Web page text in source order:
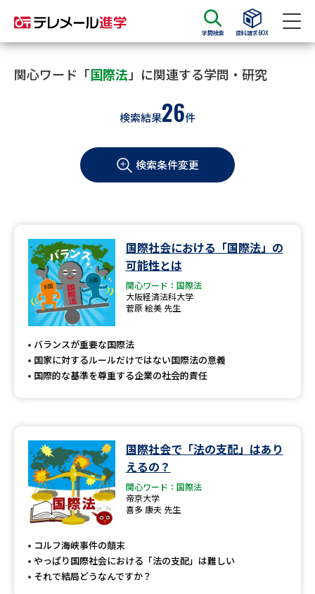
学問検索 資料請求BOX
資料請求 資料検索
大学・短大の資料種類から請求
学部・学科パンフ
過去問題集
大学・短大以外の資料から請求
専門学校の資料請求 大学院の資料請求
留学・進学関連、塾・予備校
内」の請求
高等学校（情報）教員資格認定
大学研究
大学で学べる内容や特徴を調べる
関心ワード「国際法 」に関連する学問・研究
検索結果26件
検索条件変更
国際社会における「国際法」の
可能性とは
関心ワード：国際法
大阪経済法科大学
菅原 絵美 先生
バランスが重要な国際法
国家に対するルールだけではない国際法の意義
国際的な基準を尊重する企業の社会的責任
国際社会で「法の支配」はあり
えるの？
関心ワード：国際法
帝京大学
喜多 康夫 先生
コルフ海峡事件の顛末
やっぱり国際社会における「法の支配」は難しい
それで結局どうなんですか？